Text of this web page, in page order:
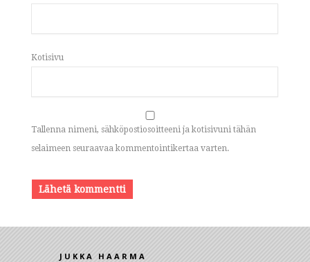
Kotisivu
Tallenna nimeni, sähköpostiosoitteeni ja kotisivuni tähän
selaimeen seuraavaa kommentointikertaa varten.
JUKKA HAARMA